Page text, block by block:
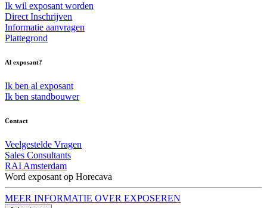
Ik wil exposant worden
Direct Inschrijven
Informatie aanvragen
Plattegrond
Al exposant?
Ik ben al exposant
Ik ben standbouwer
Contact
Veelgestelde Vragen
Sales Consultants
RAI Amsterdam
Word exposant op Horecava
MEER INFORMATIE OVER EXPOSEREN